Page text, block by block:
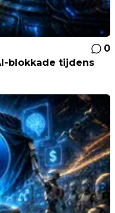
0
blokkade tijdens